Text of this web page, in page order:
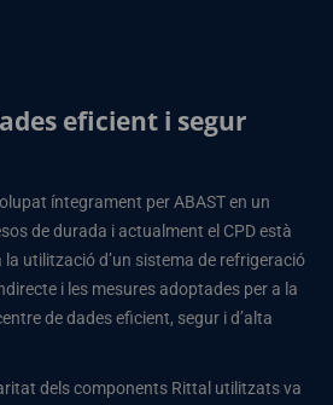
eficient i segur
íntegrament per ABAST en un
de durada i actualment el CPD està
la utilització d’un sistema de refrigeració
i les mesures adoptades per a la
de dades eficient, segur i d’alta
dels components Rittal utilitzats va